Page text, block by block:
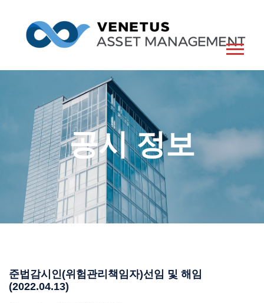
공시 정보
준법감시인(위험관리책임자)선임 및 해임
(2022.04.13)